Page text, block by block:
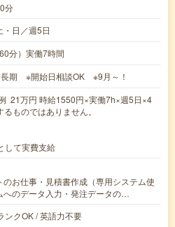
分
・日／週5日
分）実働7時間
期 ※開始日相談OK ※9月～！
21万円 時給1550円×実働7h×週5日×4
ものではありません。
して実費支給
お仕事・見積書作成（専用システム使
へのデータ入力・発注データの…
ンクOK / 英語力不要